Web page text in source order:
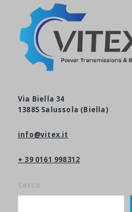
Via Biella 34
13885 Salussola (Biella)
info@vitex.it
+ 39 0161 998312
Cerca